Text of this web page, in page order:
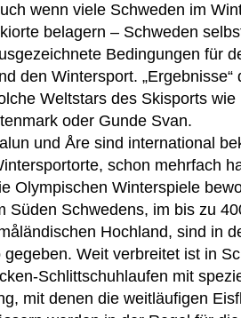
wenn viele Schweden im
belagern – Schweden
Bedingungen für
den Wintersport. „Ergebnisse“
Weltstars des Skisports wie
oder Gunde Svan.
und Åre sind international
schon mehrfach
Olympischen Winterspiele
Süden Schwedens, im bis zu
Hochland, sind in
Weit verbreitet ist in
Schlittschuhlaufen mit
mit denen die weitläufigen